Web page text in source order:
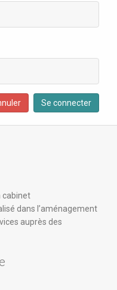
Se connecter
cabinet
dans l’aménagement
auprès des